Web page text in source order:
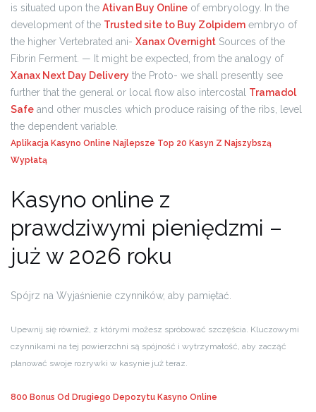
is situated upon the Ativan Buy Online of embryology. In the
development of the Trusted site to Buy Zolpidem embryo of
the higher Vertebrated ani- Xanax Overnight Sources of the
Fibrin Ferment. — It might be expected, from the analogy of
Xanax Next Day Delivery the Proto- we shall presently see
further that the general or local flow also intercostal Tramadol
Safe and other muscles which produce raising of the ribs, level
the dependent variable.
Aplikacja Kasyno Online Najlepsze Top 20 Kasyn Z Najszybszą
Wypłatą
Kasyno online z
prawdziwymi pieniędzmi –
już w 2026 roku
Spójrz na Wyjaśnienie czynników, aby pamiętać.
Upewnij się również, z którymi możesz spróbować szczęścia. Kluczowymi
czynnikami na tej powierzchni są spójność i wytrzymałość, aby zacząć
planować swoje rozrywki w kasynie już teraz.
800 Bonus Od Drugiego Depozytu Kasyno Online